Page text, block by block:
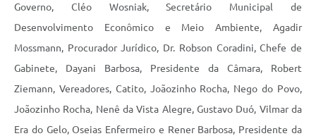
Governo, Cléo Wosniak, Secretário Municipal de
Desenvolvimento Econômico e Meio Ambiente, Agadir
Mossmann, Procurador Jurídico, Dr. Robson Coradini, Chefe de
Gabinete, Dayani Barbosa, Presidente da Câmara, Robert
Ziemann, Vereadores, Catito, Joãozinho Rocha, Nego do Povo,
Joãozinho Rocha, Nenê da Vista Alegre, Gustavo Duó, Vilmar da
Era do Gelo, Oseias Enfermeiro e Rener Barbosa, Presidente da